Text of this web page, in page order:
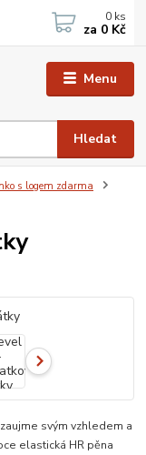
Menu
Hledat
0 ks
za 0 Kč
s logem zdarma
svým vzhledem a
elastická HR pěna